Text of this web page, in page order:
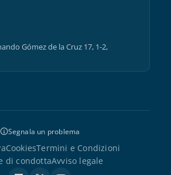
Gómez de la Cruz 17, 1-2,
Segnala un problema
CookiesTermini e Condizioni
di condottaAvviso legale